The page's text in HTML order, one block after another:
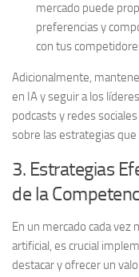
mercado puede
preferencias y
con tus
Adicionalmente,
en IA y seguir a los
podcasts y redes
sobre las estrategias
3. Estrategias
de la
En un mercado cada vez
artificial, es crucial
destacar y ofrecer un